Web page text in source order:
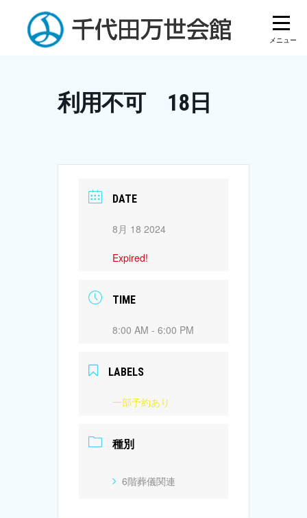
content
利用不可 18日
DATE
8月 18 2024
Expired!
TIME
8:00 AM - 6:00 PM
LABELS
一部予約あり
種別
6階葬儀関連